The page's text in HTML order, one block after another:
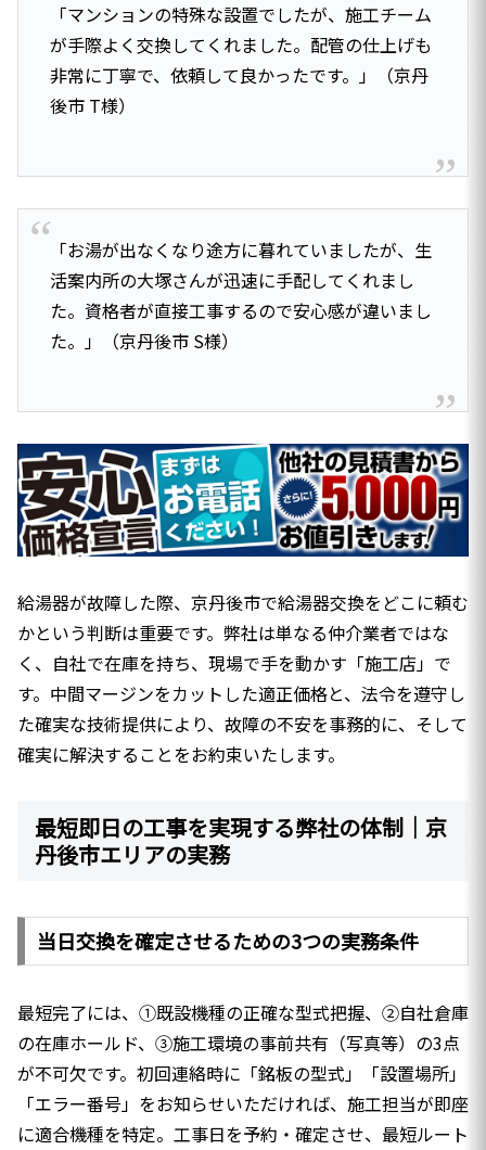
「マンションの特殊な設置でしたが、施工チーム
が手際よく交換してくれました。配管の仕上げも
非常に丁寧で、依頼して良かったです。」（京丹
後市 T様）
「お湯が出なくなり途方に暮れていましたが、生
活案内所の大塚さんが迅速に手配してくれまし
た。資格者が直接工事するので安心感が違いまし
た。」（京丹後市 S様）
給湯器が故障した際、京丹後市で給湯器交換をどこに頼む
かという判断は重要です。弊社は単なる仲介業者ではな
く、自社で在庫を持ち、現場で手を動かす「施工店」で
す。中間マージンをカットした適正価格と、法令を遵守し
た確実な技術提供により、故障の不安を事務的に、そして
確実に解決することをお約束いたします。
最短即日の工事を実現する弊社の体制｜京
丹後市エリアの実務
当日交換を確定させるための3つの実務条件
最短完了には、①既設機種の正確な型式把握、②自社倉庫
の在庫ホールド、③施工環境の事前共有（写真等）の3点
が不可欠です。初回連絡時に「銘板の型式」「設置場所」
「エラー番号」をお知らせいただければ、施工担当が即座
に適合機種を特定。工事日を予約・確定させ、最短ルート